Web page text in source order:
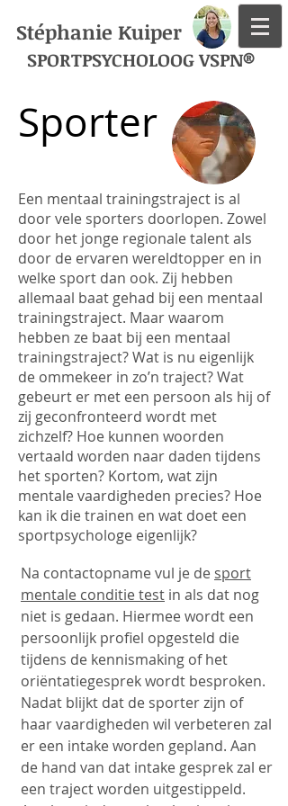
Stéphanie Kuiper
SPORTPSYCHOLOOG VSPN®
Sporter
Een mentaal trainingstraject is al
door vele sporters doorlopen. Zowel
door het jonge regionale talent als
door de ervaren wereldtopper en in
welke sport dan ook. Zij hebben
allemaal baat gehad bij een mentaal
trainingstraject. Maar waarom
hebben ze baat bij een mentaal
trainingstraject? Wat is nu eigenlijk
de ommekeer in zo’n traject? Wat
gebeurt er met een persoon als hij of
zij geconfronteerd wordt met
zichzelf? Hoe kunnen woorden
vertaald worden naar daden tijdens
het sporten? Kortom, wat zijn
mentale vaardigheden precies? Hoe
kan ik die trainen en wat doet een
sportpsychologe eigenlijk?
Na contactopnamevul je de sport
mentale conditie test in als dat nog
niet is gedaan. Hiermee wordt een
persoonlijk profiel opgesteld die
tijdens de kennismaking of het
oriëntatiegesprek wordt besproken.
Nadat blijkt dat de sporter zijn of
haar vaardigheden wil verbeteren zal
er een intakeworden gepland. Aan
de hand van dat intake gesprek zal er
een traject worden uitgestippeld.